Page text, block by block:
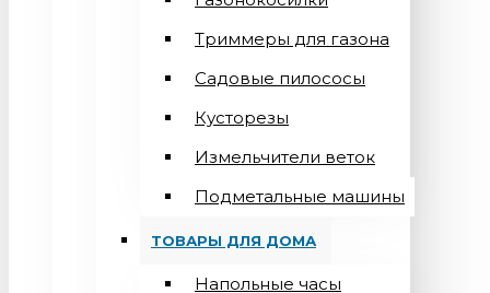
Триммеры для газона
Садовые пилососы
Кусторезы
Измельчители веток
Подметальные машины
ТОВАРЫ ДЛЯ ДОМА
Напольные часы